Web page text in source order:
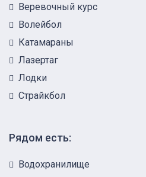
Веревочный курс
Волейбол
Катамараны
Лазертаг
Лодки
Страйкбол
Рядом есть:
Водохранилище